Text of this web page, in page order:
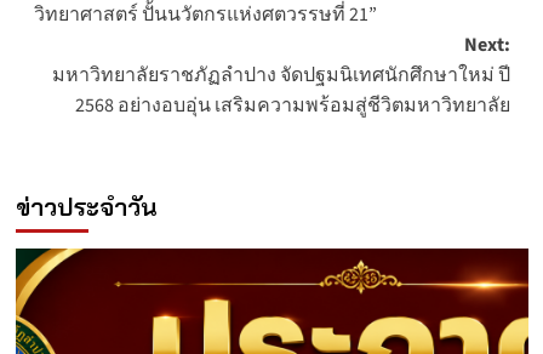
วิทยาศาสตร์ ปั้นนวัตกรแห่งศตวรรษที่ 21”
Next:
มหาวิทยาลัยราชภัฏลำปาง จัดปฐมนิเทศนักศึกษาใหม่ ปี
2568 อย่างอบอุ่น เสริมความพร้อมสู่ชีวิตมหาวิทยาลัย
ข่าวประจำวัน